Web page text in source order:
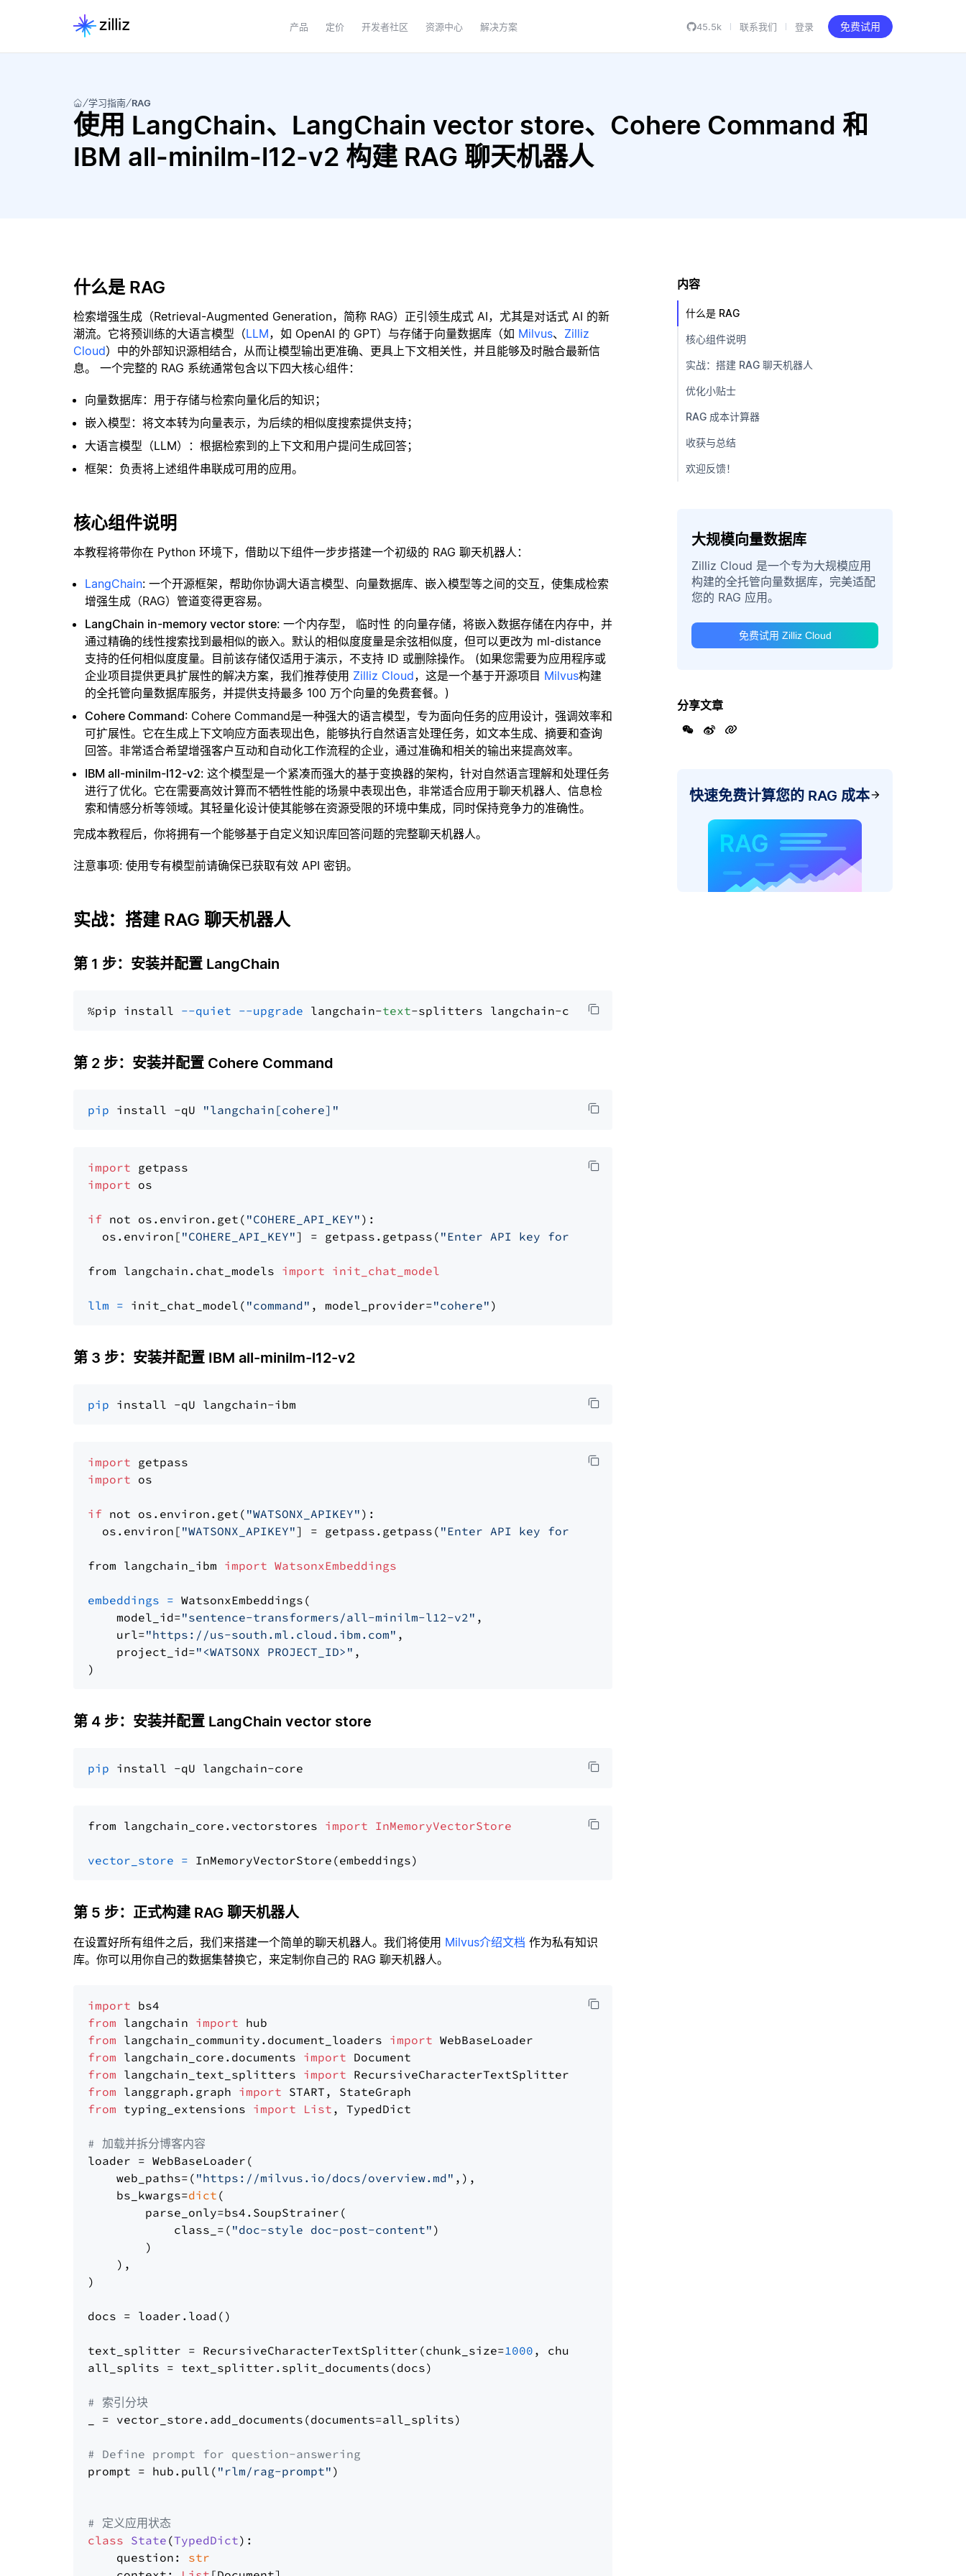
产品 定价 开发者社区 资源中心 解决方案 45.5k 联系我们 登录 免费试用
学习指南 RAG
使用 LangChain、LangChain vector store、Cohere Command 和
IBM all-minilm-l12-v2 构建 RAG 聊天机器人
什么是 RAG
检索增强生成（Retrieval-Augmented Generation，简称 RAG）正引领生成式 AI，尤其是对话式 AI 的新
潮流。它将预训练的大语言模型（LLM，如 OpenAI 的 GPT）与存储于向量数据库（如 Milvus、 Zilliz
Cloud）中的外部知识源相结合，从而让模型输出更准确、更具上下文相关性，并且能够及时融合最新信
息。 一个完整的 RAG 系统通常包含以下四大核心组件：
向量数据库：用于存储与检索向量化后的知识；
嵌入模型：将文本转为向量表示，为后续的相似度搜索提供支持；
大语言模型（LLM）：根据检索到的上下文和用户提问生成回答；
框架：负责将上述组件串联成可用的应用。
核心组件说明
本教程将带你在 Python 环境下，借助以下组件一步步搭建一个初级的 RAG 聊天机器人：
LangChain: 一个开源框架，帮助你协调大语言模型、向量数据库、嵌入模型等之间的交互，使集成检索
增强生成（RAG）管道变得更容易。
LangChain in-memory vector store: 一个内存型， 临时性 的向量存储，将嵌入数据存储在内存中，并
通过精确的线性搜索找到最相似的嵌入。默认的相似度度量是余弦相似度，但可以更改为 ml-distance
支持的任何相似度度量。目前该存储仅适用于演示，不支持 ID 或删除操作。 (如果您需要为应用程序或
企业项目提供更具扩展性的解决方案，我们推荐使用 Zilliz Cloud，这是一个基于开源项目 Milvus构建
的全托管向量数据库服务，并提供支持最多 100 万个向量的免费套餐。)
Cohere Command: Cohere Command是一种强大的语言模型，专为面向任务的应用设计，强调效率和
可扩展性。它在生成上下文响应方面表现出色，能够执行自然语言处理任务，如文本生成、摘要和查询
回答。非常适合希望增强客户互动和自动化工作流程的企业，通过准确和相关的输出来提高效率。
IBM all-minilm-l12-v2: 这个模型是一个紧凑而强大的基于变换器的架构，针对自然语言理解和处理任务
进行了优化。它在需要高效计算而不牺牲性能的场景中表现出色，非常适合应用于聊天机器人、信息检
索和情感分析等领域。其轻量化设计使其能够在资源受限的环境中集成，同时保持竞争力的准确性。
完成本教程后，你将拥有一个能够基于自定义知识库回答问题的完整聊天机器人。
注意事项: 使用专有模型前请确保已获取有效 API 密钥。
实战：搭建 RAG 聊天机器人
第 1 步：安装并配置 LangChain
%pip install --quiet --upgrade langchain-text
第 2 步：安装并配置 Cohere Command
pip install -qU "langchain[cohere]"
import
import os
if not os.environ.get( "COHERE_API_KEY" ):
  os.environ[
"COHERE_API_KEY"] = getpass.getpass( "Enter API key for Cohere: "
from langchain.chat_models import init_chat_model
llm = init_chat_model( "command" , model_provider="cohere"
第 3 步：安装并配置 IBM all-minilm-l12-v2
pip
import
import os
if not os.environ.get( "WATSONX_APIKEY" ):
  os.environ[
"WATSONX_APIKEY"] = getpass.getpass( "Enter API key for IBM watsonx: "
from langchain_ibm import WatsonxEmbeddings
embeddings = WatsonxEmbeddings(
    model_id=
"sentence-transformers/all-minilm-l12-v2" ,
    url=
"https://us-south.ml.cloud.ibm.com" ,
    project_id=
"<WATSONX PROJECT_ID>" ,
第 4 步：安装并配置 LangChain vector store
pip
from langchain_core.vectorstores import InMemoryVectorStore
vector_store =
第 5 步：正式构建 RAG 聊天机器人
在设置好所有组件之后，我们来搭建一个简单的聊天机器人。我们将使用 Milvus介绍文档 作为私有知识
库。你可以用你自己的数据集替换它，来定制你自己的 RAG 聊天机器人。
import
from langchain import
from langchain_community.document_loaders import
from langchain_core.documents import
from langchain_text_splitters import
from langgraph.graph import
from typing_extensions import List , TypedDict
# 加载并拆分博客内容
loader = WebBaseLoader(
    web_paths=(
"https://milvus.io/docs/overview.md" ,),
    bs_kwargs=
dict (
        parse_only=bs4.SoupStrainer(
            class_=(
"doc-style doc-post-content" )
        )
    ),
)
docs = loader.load()
text_splitter = RecursiveCharacterTextSplitter(chunk_size=1000 , chunk_overlap=
all_splits = text_splitter.split_documents(docs)
# 索引分块
_ = vector_store.add_documents(documents=all_splits)
# Define prompt for question-answering
prompt = hub.pull( "rlm/rag-prompt" )
# 定义应用状态
class State (TypedDict):
    question:
str
内容
什么是 RAG
核心组件说明
实战：搭建 RAG 聊天机器人
优化小贴士
RAG 成本计算器
收获与总结
欢迎反馈！
大规模向量数据库
Zilliz Cloud 是一个专为大规模应用
构建的全托管向量数据库，完美适配
您的 RAG 应用。
免费试用 Zilliz Cloud
分享文章
快速免费计算您的 RAG 成本